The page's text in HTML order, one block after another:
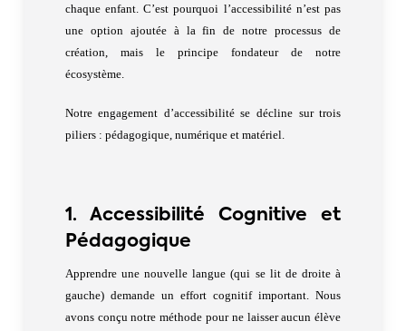
chaque enfant. C’est pourquoi l’accessibilité n’est pas
une option ajoutée à la fin de notre processus de
création, mais le principe fondateur de notre
écosystème.
Notre engagement d’accessibilité se décline sur trois
piliers : pédagogique, numérique et matériel.
1. Accessibilité Cognitive et
Pédagogique
Apprendre une nouvelle langue (qui se lit de droite à
gauche) demande un effort cognitif important. Nous
avons conçu notre méthode pour ne laisser aucun élève